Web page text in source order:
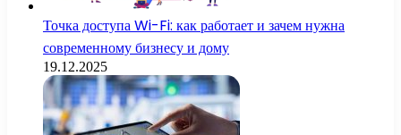
Точка доступа Wi-Fi: как работает и зачем нужна
современному бизнесу и дому
19.12.2025